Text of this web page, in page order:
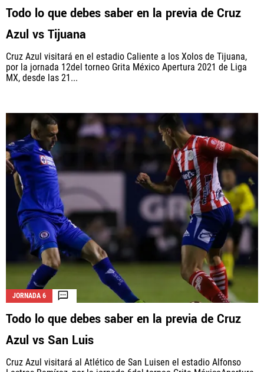
Todo lo que debes saber en la previa de Cruz
Azul vs Tijuana
Cruz Azul visitará en el estadio Caliente a los Xolos de Tijuana,
por la jornada 12del torneo Grita México Apertura 2021 de Liga
MX, desde las 21...
JORNADA 6
Todo lo que debes saber en la previa de Cruz
Azul vs San Luis
Cruz Azul visitará al Atlético de San Luisen el estadio Alfonso